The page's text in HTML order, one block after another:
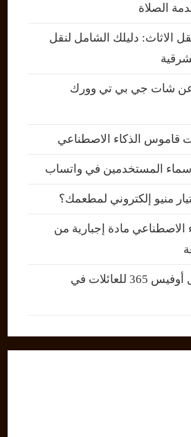
الصلاة
الاثاث: دليلك الشامل لنقل
عن شات جي بي تي وورك
الذكاء الاصطناعي
المستخدمين في واتساب
منيو إلكتروني لمطعمك؟
الاصطناعي مادة إجبارية من
أفضل عروض تفعيل أوفيس 365 للعائلات في